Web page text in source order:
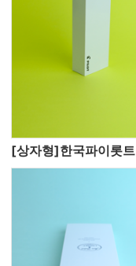
[상자형]한국파이롯트